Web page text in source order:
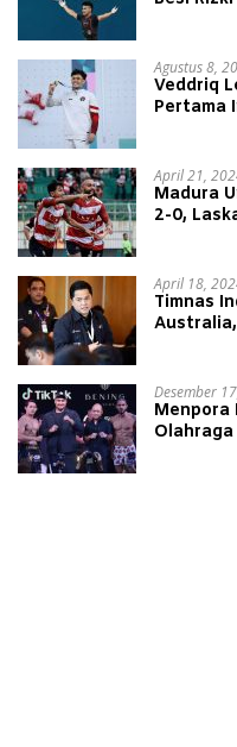
Agustus 8,
Veddriq
Pertama
April 21,
Madura
2-0,
April 18,
Timnas
Desember
Menpora